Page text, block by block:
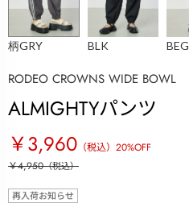
柄GRY BLK BEG
RODEO CROWNS WIDE BOWL
ALMIGHTYパンツ
￥3,960 （税込） 20%OFF
￥4,950（税込）
再入荷お知らせ